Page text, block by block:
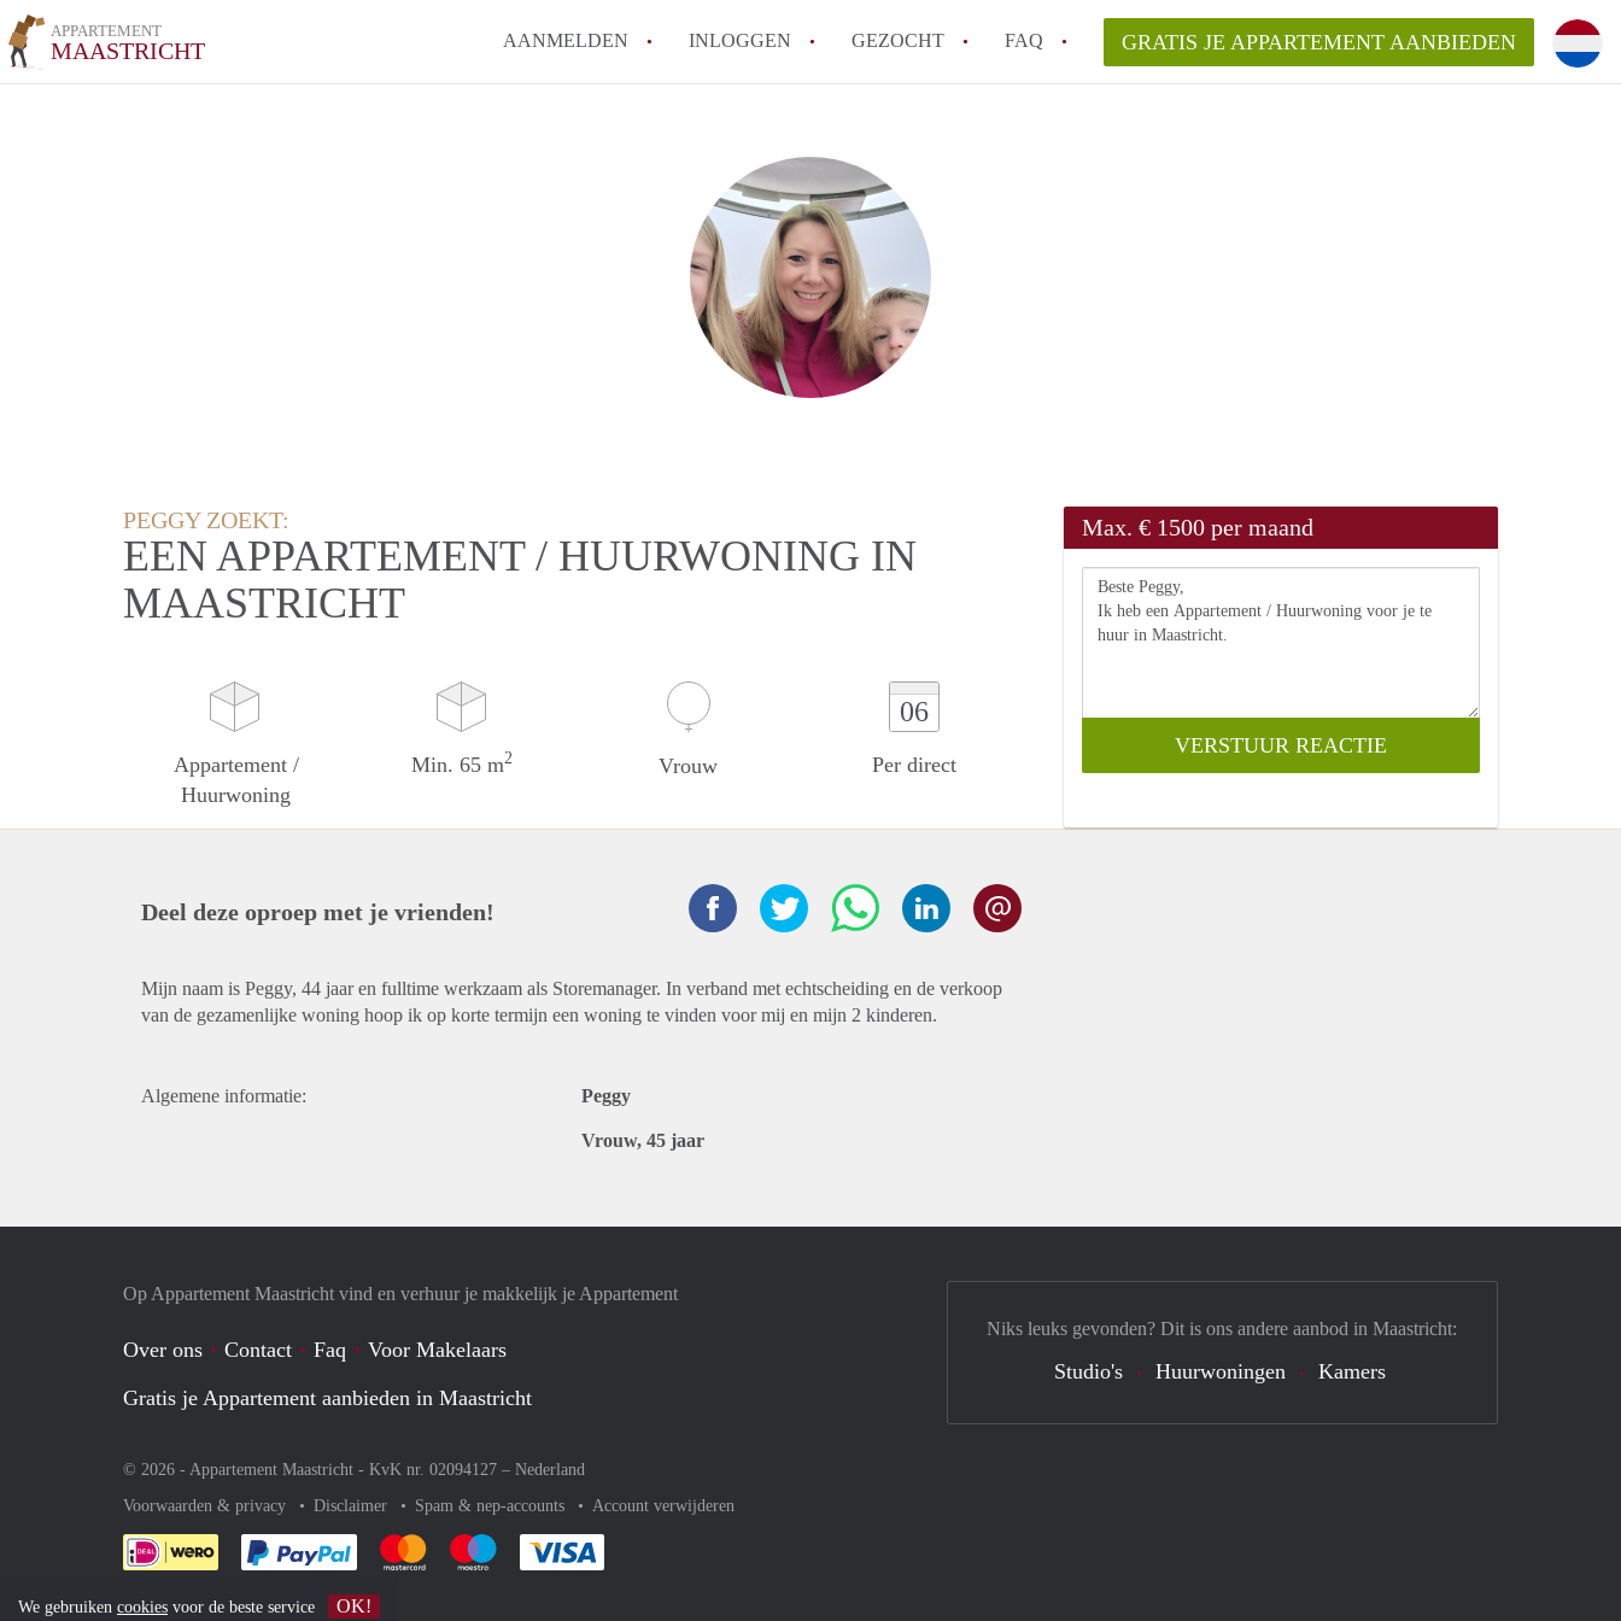
APPARTEMENT
MAASTRICHT AANMELDEN INLOGGEN GEZOCHT FAQ
How to translate AppartementMaastricht!
Wat is AppartementMaastricht?
Hoeveel kost het om te reageren op een Appartement in Maastricht?
Wat is de privacyverklaring van AppartementMaastricht?
Berekent AppartementMaastricht
makelaarsvergoeding/bemiddelingsvergoeding?
Alle veelgestelde vragen
GRATIS JE APPARTEMENT AANBIEDEN
PEGGY ZOEKT:
EEN APPARTEMENT / HUURWONING IN
MAASTRICHT
Appartement /
Huurwoning
Min. 65 m2 Vrouw
06
Per direct
Max. € 1500 per maand
Deel deze oproep met je vrienden!
Mijn naam is Peggy, 44 jaar en fulltime werkzaam als Storemanager. In verband met echtscheiding en de verkoop
van de gezamenlijke woning hoop ik op korte termijn een woning te vinden voor mij en mijn 2 kinderen.
Algemene informatie: Peggy
Vrouw, 45 jaar
Op Appartement Maastricht vind en verhuur je makkelijk je Appartement
Over ons Contact Faq
Voor Makelaars
Gratis je Appartement aanbieden in Maastricht
© 2026 - Appartement Maastricht - KvK nr. 02094127 – Nederland
Voorwaarden & privacy
Disclaimer Spam & nep-accounts Account verwijderen
Je rekent gemakkelijk af met Paypal
Je rekent gemakkelijk af met Mastercard
Je rekent gemakkelijk af met Meastro
Niks leuks gevonden? Dit is ons andere aanbod in Maastricht:
Studio's Huurwoningen Kamers
We gebruiken cookies voor de beste service OK!